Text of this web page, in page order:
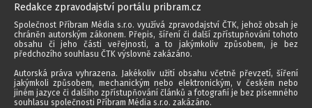
Redakce zpravodajství portálu pribram.cz
Společnost Příbram Média s.r.o. využívá zpravodajství ČTK, jehož obsah je
chráněn autorským zákonem. Přepis, šíření či další zpřístupňování tohoto
obsahu či jeho části veřejnosti, a to jakýmkoliv způsobem, je bez
předchozího souhlasu ČTK výslovně zakázáno.
Autorská práva vyhrazena. Jakékoliv užití obsahu včetně převzetí, šíření
jakýmkoli způsobem, mechanickým nebo elektronickým, v českém nebo
jiném jazyce či dalšího zpřístupňování článků a fotografií je bez písemného
souhlasu společnosti Příbram Média s.r.o. zakázáno.